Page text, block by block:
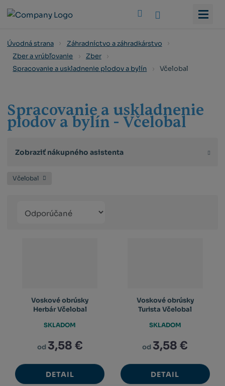
Úvodná strana
Záhradníctvo a záhradkárstvo
Zber a vrúbľovanie
Zber
Spracovanie a uskladnenie plodov a bylín
Včelobal
Spracovanie a uskladnenie
plodov a bylín - Včelobal
Zobraziť nákupného asistenta
Včelobal
produktů
Voskové obrúsky
Herbár Včelobal
od 3,58 €
DETAIL
SKLADOM
Voskové obrúsky
Turista Včelobal
od 3,58 €
DETAIL
SKLADOM